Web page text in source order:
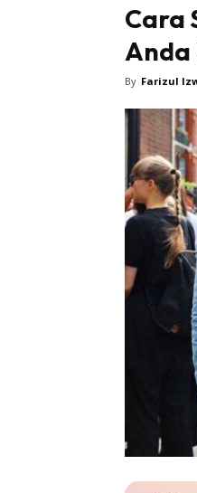
Cara
Anda
By Farizul